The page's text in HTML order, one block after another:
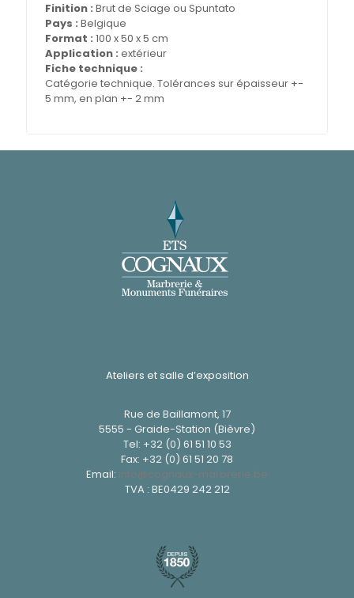
Finition : Brut de Sciage ou Spuntato
Pays : Belgique
Format : 100 x 50 x 5 cm
Application : extérieur
Fiche technique :
Catégorie technique. Tolérances sur épaisseur +-
5 mm, en plan +- 2 mm
Ateliers et salle d’exposition
Rue de Baillamont, 17
5555 - Graide-Station (Bièvre)
Tel: +32 (0) 61 51 10 53
Fax: +32 (0) 61 51 20 78
Email: info@cognaux-marbrerie.be
TVA : BE0429 242 212